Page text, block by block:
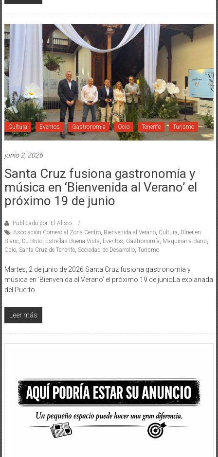
Cultura Eventos Gastronomía Ocio Tenerife Turismo
junio 2, 2026
Santa Cruz fusiona gastronomía y
música en ‘Bienvenida al Verano’ el
próximo 19 de junio
Publicado por: El Alisio
Asociación Comercial Zona Centro, Bienvenida al Verano, Cultura, Dîner en
Blanc, DJ Brito, Estrellas Buena Vista, Eventos, Gastronomía, Maquinaria Band,
Ocio, Santa Cruz de Tenerife, Sociedad de Desarrollo, Turismo
Martes, 2 de junio de 2026 Santa Cruz fusiona gastronomía y
música en ‘Bienvenida al Verano’ el próximo 19 de junioLa explanada
del Puerto
Leer más